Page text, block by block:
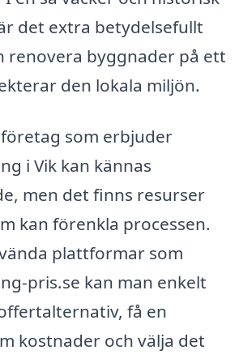
det extra betydelsefullt
renovera byggnader på ett
den lokala miljön.
som erbjuder
i Vik kan kännas
men det finns resurser
kan förenkla processen.
plattformar som
pris.se kan man enkelt
få en
kostnader och välja det